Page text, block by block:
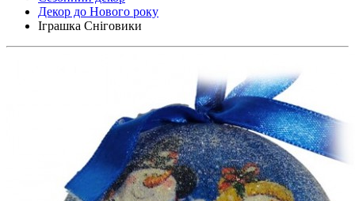
Декор до Нового року
Іграшка Сніговики